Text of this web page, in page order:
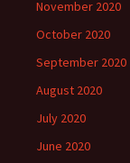
November 2020
October 2020
September 2020
August 2020
July 2020
June 2020